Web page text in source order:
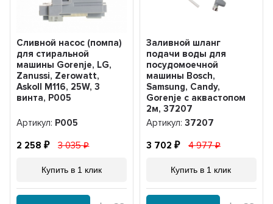
Сливной насос (помпа)
для стиральной
машины Gorenje, LG,
Zanussi, Zerowatt,
Askoll M116, 25W, 3
винта, Р005
Артикул: Р005
2 258 3 035
Купить в 1 клик
Заливной шланг
подачи воды для
посудомоечной
машины Bosch,
Samsung, Candy,
Gorenje с аквастопом
2м, 37207
Артикул: 37207
3 702 4 977
Купить в 1 клик